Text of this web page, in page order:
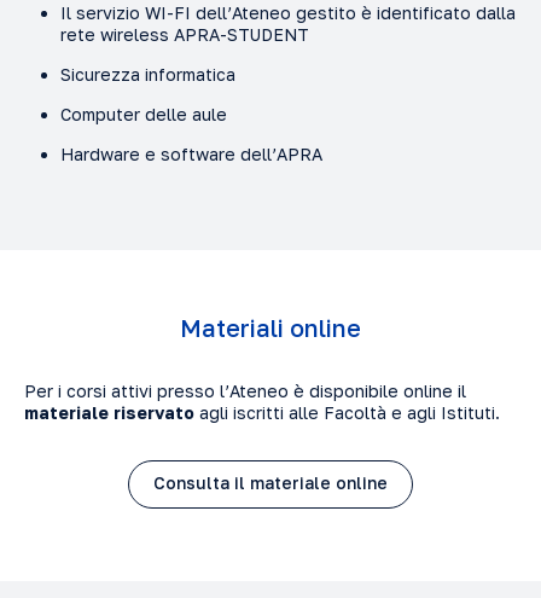
Il servizio WI-FI dell’Ateneo gestito è identificato dalla
rete wireless APRA-STUDENT
Sicurezza informatica
Computer delle aule
Hardware e software dell’APRA
Materiali online
Per i corsi attivi presso l’Ateneo è disponibile online il
materiale riservato agli iscritti alle Facoltà e agli Istituti.
Consulta il materiale online